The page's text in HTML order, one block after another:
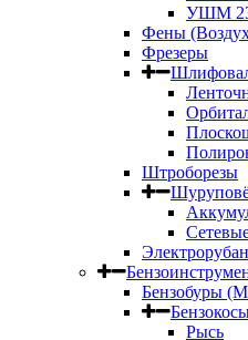
УШМ
Фены
Фрезеры
Штроборезы
Бензобуры
Рысь